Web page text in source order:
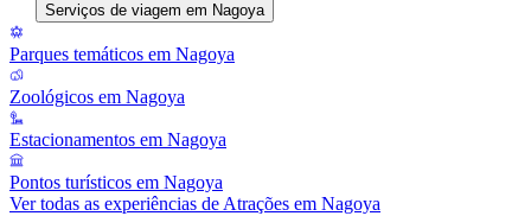
Serviços de viagem em Nagoya
Parques temáticos em Nagoya
Zoológicos em Nagoya
Estacionamentos em Nagoya
Pontos turísticos em Nagoya
Ver todas as experiências de Atrações em Nagoya